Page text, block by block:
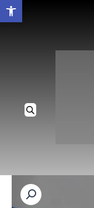
פתח